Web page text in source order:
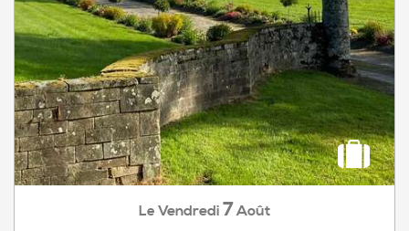
Le Vendredi 7Août